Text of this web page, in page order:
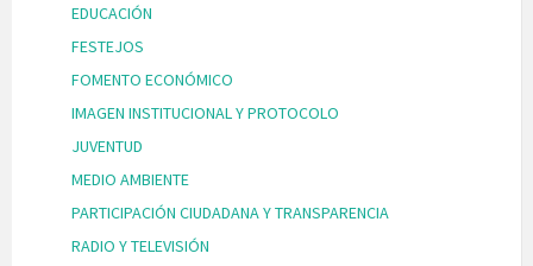
EDUCACIÓN
FESTEJOS
FOMENTO ECONÓMICO
IMAGEN INSTITUCIONAL Y PROTOCOLO
JUVENTUD
MEDIO AMBIENTE
PARTICIPACIÓN CIUDADANA Y TRANSPARENCIA
RADIO Y TELEVISIÓN